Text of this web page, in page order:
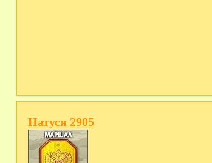
Натуся 2905